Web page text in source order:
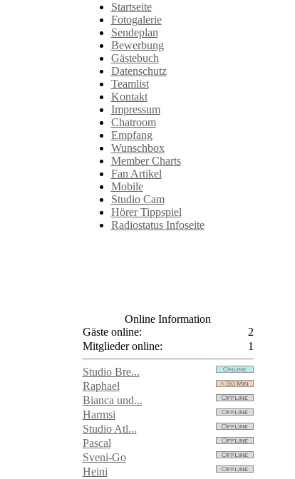
Startseite
Fotogalerie
Sendeplan
Bewerbung
Gästebuch
Datenschutz
Teamlist
Kontakt
Impressum
Chatroom
Empfang
Wunschbox
Member Charts
Fan Artikel
Mobile
Studio Cam
Hörer Tippspiel
Radiostatus Infoseite
Online Information
Gäste online:
2
Mitglieder online:
1
Studio Bre...
Raphael
Bianca und...
Harmsi
Studio Atl...
Pascal
Sveni-Go
Heini